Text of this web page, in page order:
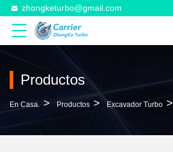
zhongketurbo@gmail.com
Productos
En Casa. > Productos > Excavador Turbo >